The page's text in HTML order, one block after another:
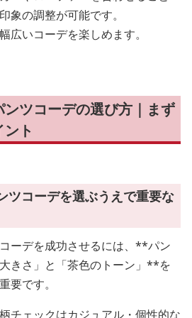
象の調整が可能です。
広いコーデを楽しめます。
ツコーデの選び方｜まず
ト
ツコーデを選ぶうえで重要な
ーデを成功させるには、**パン
きさ」と「茶色のトーン」**を
要です。
柄チェックはカジュアル・個性的な